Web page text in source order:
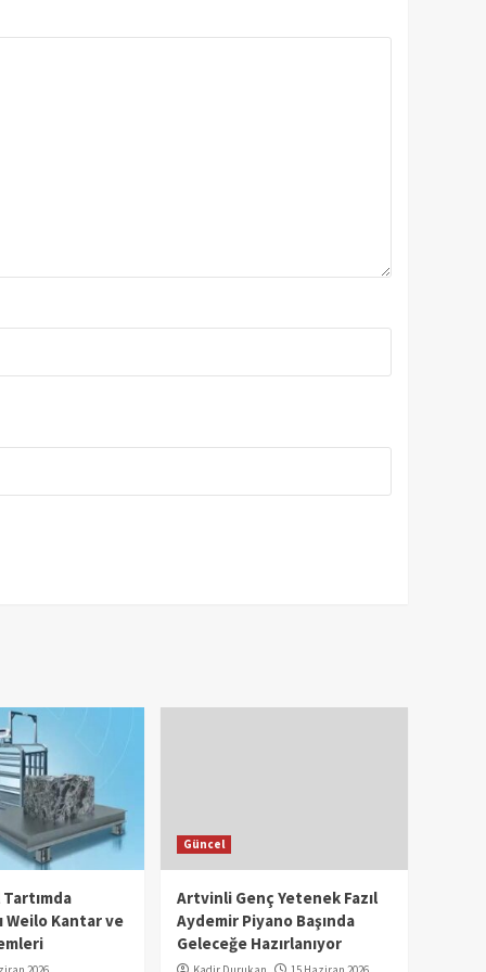
Weilo Kantar ve
Güncel
Artvinli Genç Yetenek Fazıl
Aydemir Piyano Başında
Geleceğe Hazırlanıyor